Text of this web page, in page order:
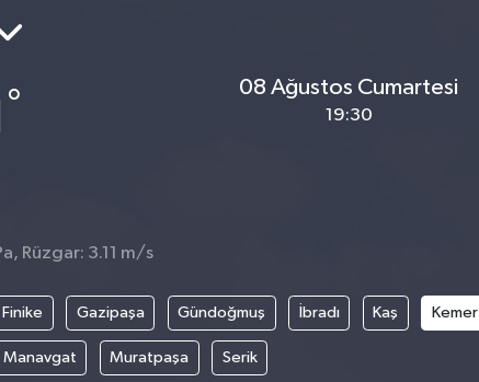
°
08 Ağustos Cumartesi
19:30
Rüzgar: 3.11 m/s
Finike Gazipaşa Gündoğmuş İbradı Kaş Kemer
Manavgat Muratpaşa Serik